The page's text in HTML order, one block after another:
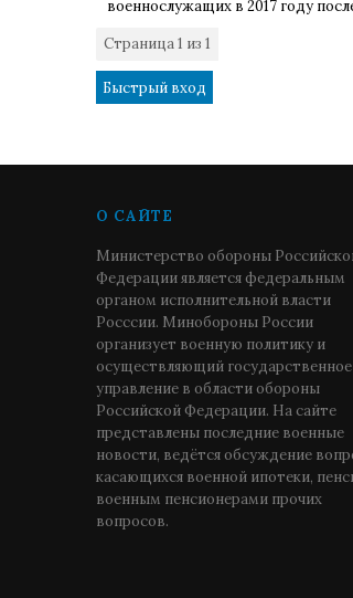
военнослужащих в 2017 году
Страница1 из 1
О САЙТЕ
Министерство обороны
Федерации является федеральным
органом исполнительной власти
Росссии. Минобороны России
организует военную политику и
осуществляющий государственное
управление в области обороны
Российской Федерации. На сайте
представлены последние военные
новости, ведётся обсуждение
касающихся военной ипотеки,
военным пенсионерами прочих
вопросов.